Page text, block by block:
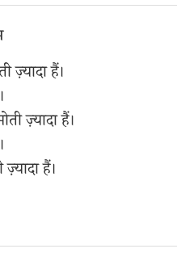
हैं।
ज़्यादा हैं।
हैं।